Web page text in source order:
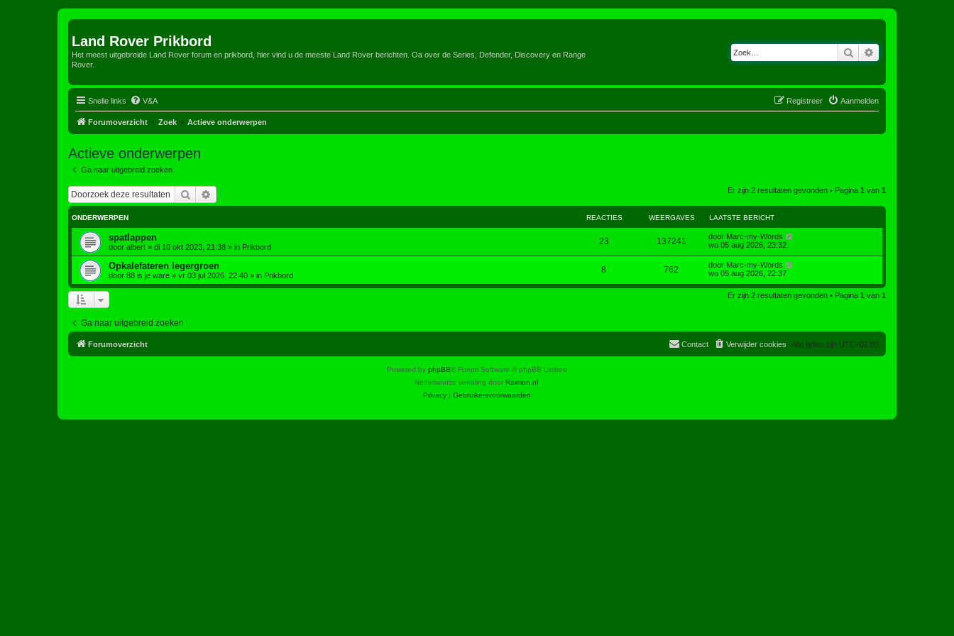
Land Rover Prikbord
Het meest uitgebreide Land Rover forum en prikbord, hier vind u de meeste Land Rover berichten. Oa over de Series, Defender, Discovery en Range
Rover.
Zoek
Snelle links V&A Aanmelden
Registreer
Forumoverzicht Zoek Actieve onderwerpen
Actieve onderwerpen
Ga naar uitgebreid zoeken
Zoek Er zijn 2 resultaten gevonden • Pagina 1 van 1
ONDERWERPEN REACTIES WEERGAVES LAATSTE BERICHT
spatlappen
door albert » di 10 okt 2023, 21:38 » in Prikbord
23 137241 door Marc-my-Words
wo 05 aug 2026, 23:32
Opkalefateren legergroen
door 88 is je ware » vr 03 jul 2026, 22:40 » in Prikbord
8 762 door Marc-my-Words
wo 05 aug 2026, 22:37
Er zijn 2 resultaten gevonden • Pagina 1 van 1
Ga naar uitgebreid zoeken
Forumoverzicht Alle tijden zijn UTC+02:00
Verwijder cookies
Contact
Powered by phpBB® Forum Software © phpBB Limited
Nederlandse vertaling door Raimon.nl.
Privacy | Gebruikersvoorwaarden